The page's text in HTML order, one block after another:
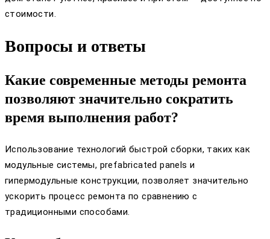
стоимости.
Вопросы и ответы
Какие современные методы ремонта
позволяют значительно сократить
время выполнения работ?
Использование технологий быстрой сборки, таких как
модульные системы, prefabricated panels и
гипермодульные конструкции, позволяет значительно
ускорить процесс ремонта по сравнению с
традиционными способами.